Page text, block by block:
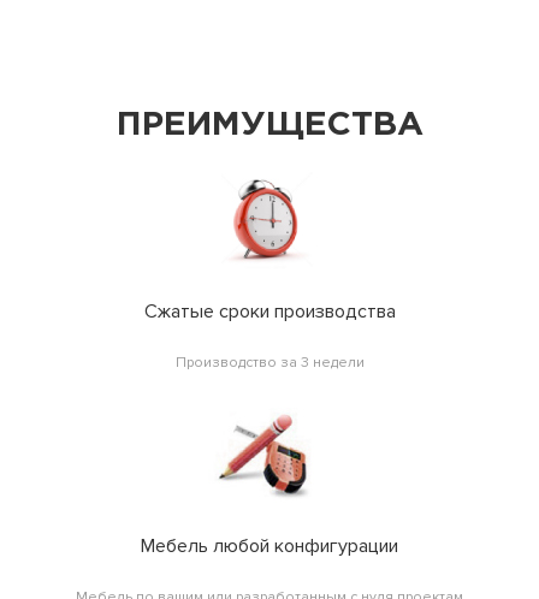
ПРЕИМУЩЕСТВА
Сжатые сроки производства
Производство за 3 недели
Мебель любой конфигурации